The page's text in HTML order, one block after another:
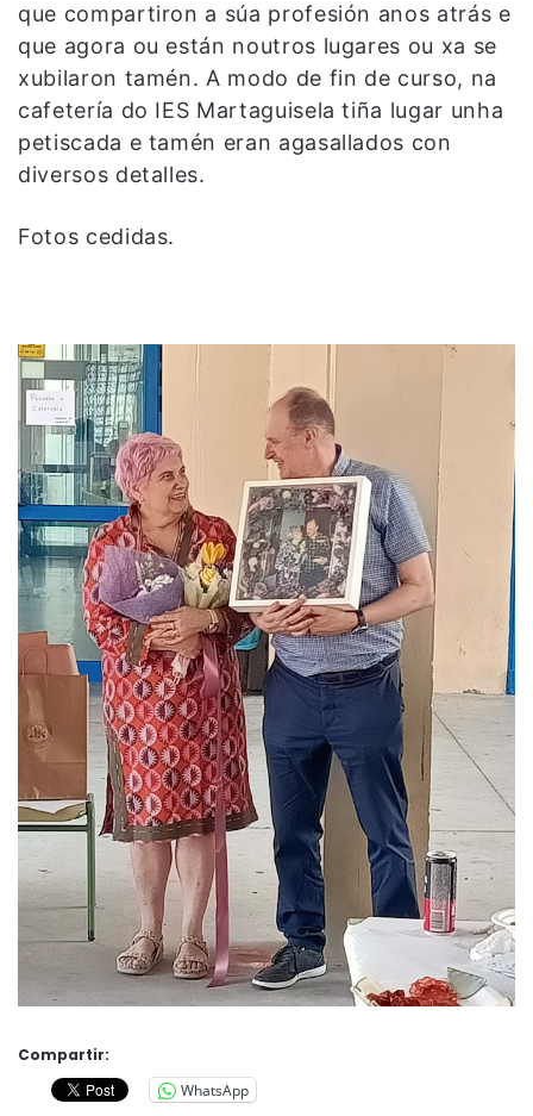
que compartiron a súa profesión anos atrás e
que agora ou están noutros lugares ou xa se
xubilaron tamén. A modo de fin de curso, na
cafetería do IES Martaguisela tiña lugar unha
petiscada e tamén eran agasallados con
diversos detalles.
Fotos cedidas.
Compartir:
WhatsApp